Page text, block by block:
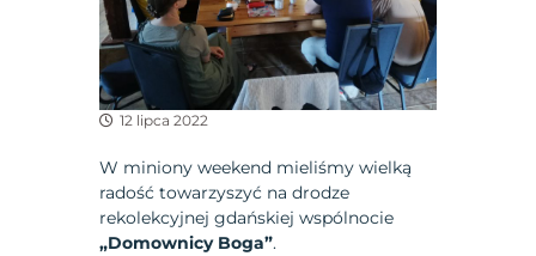
12 lipca 2022
W miniony weekend mieliśmy wielką
radość towarzyszyć na drodze
rekolekcyjnej gdańskiej wspólnocie
„Domownicy Boga”.